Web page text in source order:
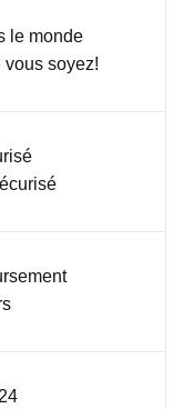
le monde
vous soyez!